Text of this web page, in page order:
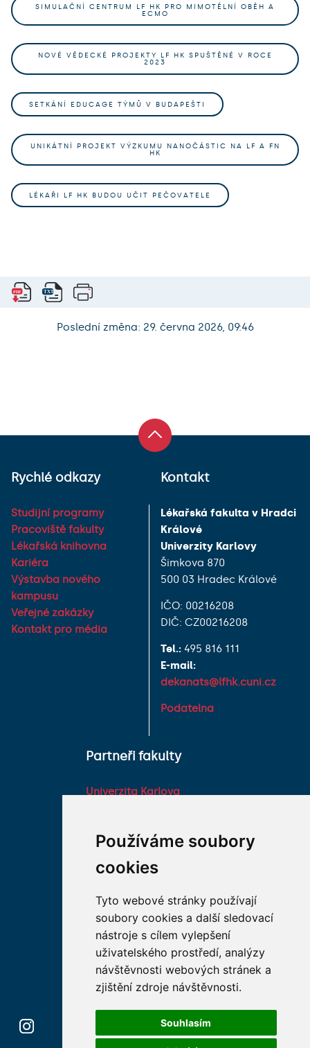
Používáme soubory
cookies
Tyto webové stránky používají
soubory cookies a další sledovací
nástroje s cílem vylepšení
uživatelského prostředí, analýzy
návštěvnosti webových stránek a
zjištění zdroje návštěvnosti.
Souhlasím
SIMULAČNÍ CENTRUM LF HK PRO MIMOTĚLNÍ OBĚH A
ECMO
NOVÉ VĚDECKÉ PROJEKTY LF HK SPUŠTĚNÉ V ROCE
2023
SETKÁNÍ EDUCAGE TÝMŮ V BUDAPEŠTI
UNIKÁTNÍ PROJEKT VÝZKUMU NANOČÁSTIC NA LF A FN
HK
LÉKAŘI LF HK BUDOU UČIT PEČOVATELE
Poslední změna: 29. června 2026, 09:46
Rychlé odkazy
Studijní programy
Pracoviště fakulty
Lékařská knihovna
Kariéra
Výstavba nového
kampusu
Veřejné zakázky
Kontakt pro média
Kontakt
Lékařská fakulta v Hradci
Králové
Univerzity Karlovy
Šimkova 870
500 03 Hradec Králové
IČO: 00216208
DIČ: CZ00216208
Tel.: 495 816 111
E-mail:
dekanats@lfhk.cuni.cz
Podatelna
Partneři fakulty
Univerzita Karlova
Farmaceutická fakulta v
Hradci Králové Univerzity
Karlovy
Univerzity Obrany
Studentské spolky na LF
Asociace děkanů
lékařských fakult ČR